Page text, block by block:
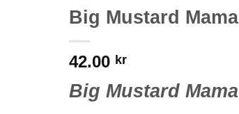
Big Mustard Mama
42.00 kr
Big Mustard Mama